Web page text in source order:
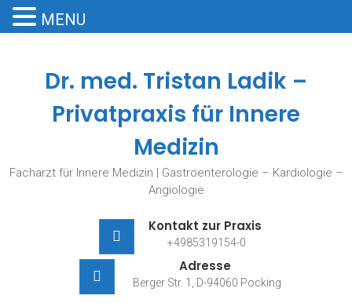
Dr. med. Tristan Ladik –
Privatpraxis für Innere
Medizin
Facharzt für Innere Medizin | Gastroenterologie – Kardiologie –
Angiologie
Kontakt zur Praxis
+4985319154-0
Adresse
Berger Str. 1, D-94060 Pocking
MENU